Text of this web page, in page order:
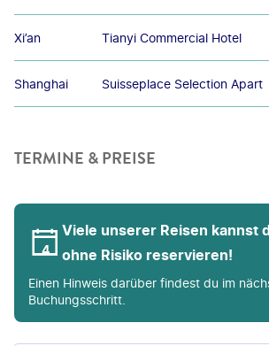
Xi’an Tianyi Commercial Hotel
Shanghai Suisseplace Selection Apart
TERMINE & PREISE
Viele unserer Reisen kannst
ohne Risiko reservieren!
Einen Hinweis darüber findest du im
Buchungsschritt.